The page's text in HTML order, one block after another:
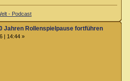
- Podcast
Jahren Rollenspielpause fortführen
| 14:44 »